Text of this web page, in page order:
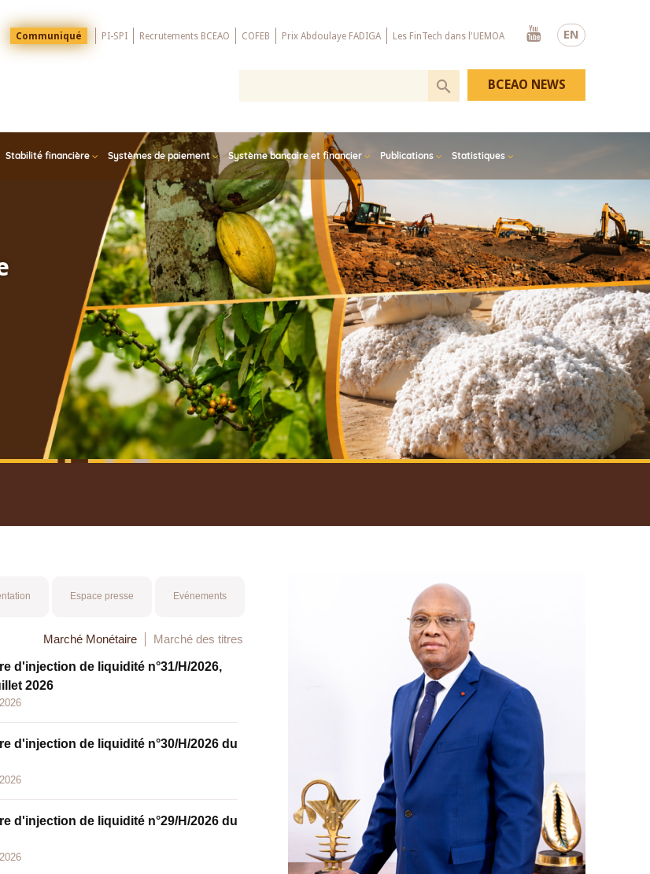
EN
Menu
Top
Communiqué PI-SPI Recrutements BCEAO COFEB Prix Abdoulaye FADIGA Les FinTech dans l'UEMOA
Youtube
Stabilité financière Systèmes de paiement Système bancaire et financier Publications Statistiques
BCEAO NEWS
Espace presse Evénements
Marché Monétaire Marché des titres
d'injection de liquidité n°31/H/2026,
2026
d'injection de liquidité n°30/H/2026 du
d'injection de liquidité n°29/H/2026 du